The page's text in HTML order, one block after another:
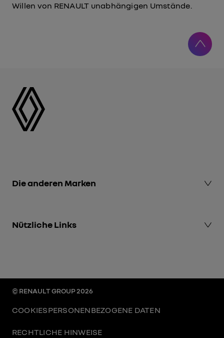
Willen von RENAULT unabhängigen Umstände.
Die anderen Marken
Mobilize events
Nützliche Links
Renault.de
© RENAULT GROUP 2026
COOKIESPERSONENBEZOGENE DATEN
RECHTLICHE HINWEISE